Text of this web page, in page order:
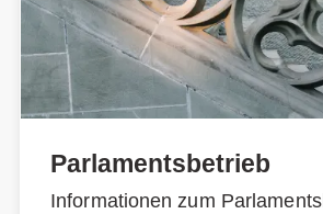
Parlamentsbetrieb
Informationen zum